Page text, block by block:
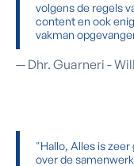
volgens de regels
content en ook
vakman
— Dhr. Guarneri -
"Hallo, Alles is
over de